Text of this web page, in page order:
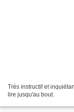
Très instructif et
lire jusqu'au bout.